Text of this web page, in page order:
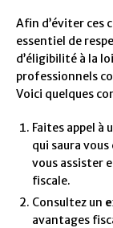
Afin d’éviter ces
essentiel de
d’éligibilité à la
professionnels
Voici quelques
Faites appel à
qui saura
vous assister
fiscale.
Consultez un
avantages